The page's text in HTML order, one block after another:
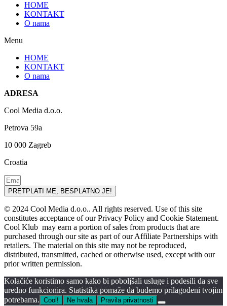
HOME
KONTAKT
O nama
Menu
HOME
KONTAKT
O nama
ADRESA
Cool Media d.o.o.
Petrova 59a
10 000 Zagreb
Croatia
PRETPLATI ME, BESPLATNO JE!
© 2024 Cool Media d.o.o.. All rights reserved. Use of this site
constitutes acceptance of our Privacy Policy and Cookie Statement.
Cool Klub may earn a portion of sales from products that are
purchased through our site as part of our Affiliate Partnerships with
retailers. The material on this site may not be reproduced,
distributed, transmitted, cached or otherwise used, except with our
prior written permission.
Kolačiće koristimo samo kako bi poboljšali usluge i podesili da sve
uredno funkcionira. Statistika pomaže da budemo prilagođeni tvojim
potrebama. Cool! Ne hvala Pravila privatnosti